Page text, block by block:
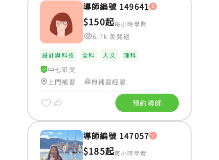
導師編號 149641
$150起每小時學費
6.7k 瀏覽過
設計與科技 全科 人文 理科
中七畢業
上門補習
無補習經驗
預約導師
導師編號 147057
$185起每小時學費